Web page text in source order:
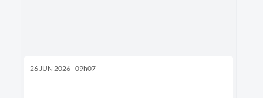
26 JUN 2026 - 09h07